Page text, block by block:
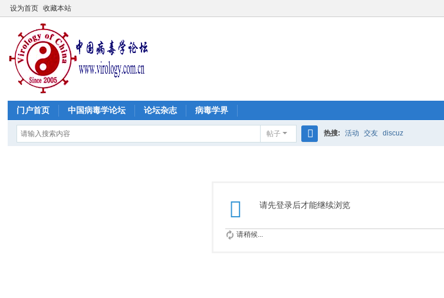
设为首页 收藏本站
门户首页 中国病毒学论坛 论坛杂志 病毒学界
帖子 热搜: 活动 交友 discuz
请先登录后才能继续浏览
请稍候...